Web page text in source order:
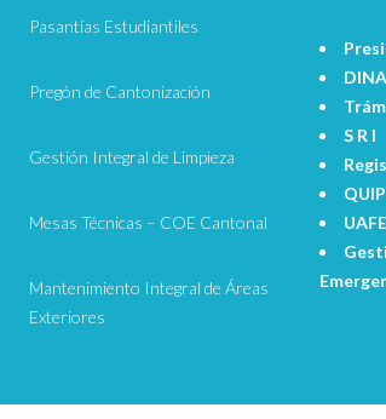
Pasantías Estudiantiles
Pregón de Cantonización
Gestión Integral de Limpieza
Mesas Técnicas – COE Cantonal
Mantenimiento Integral de Áreas
Exteriores
S R I
UAFE